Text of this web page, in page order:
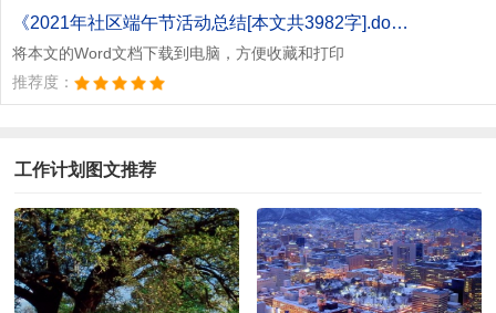
《2021年社区端午节活动总结[本文共3982字].doc》
将本文的Word文档下载到电脑，方便收藏和打印
推荐度：
文档为doc格式
工作计划图文推荐